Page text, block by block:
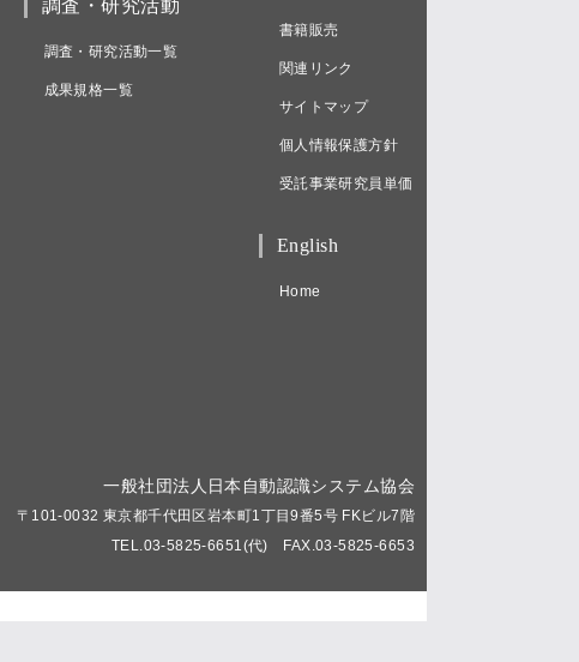
調査・研究活動
調査・研究活動一覧
成果規格一覧
書籍販売
関連リンク
サイトマップ
個人情報保護方針
受託事業研究員単価
English
Home
一般社団法人日本自動認識システム協会
〒101-0032 東京都千代田区岩本町1丁目9番5号 FKビル7階
TEL.03-5825-6651(代) FAX.03-5825-6653